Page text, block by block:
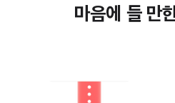
마음에 들 만